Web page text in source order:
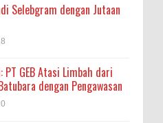
Selebgram dengan Jutaan
GEB Atasi Limbah dari
dengan Pengawasan